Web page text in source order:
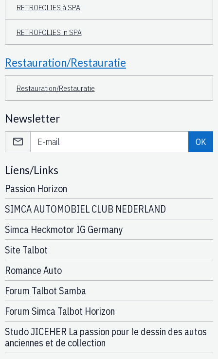
RETROFOLIES à SPA
RETROFOLIES in SPA
Restauration/Restauratie
Restauration/Restauratie
Newsletter
OK
Liens/Links
Passion Horizon
SIMCA AUTOMOBIEL CLUB NEDERLAND
Simca Heckmotor IG Germany
Site Talbot
Romance Auto
Forum Talbot Samba
Forum Simca Talbot Horizon
Studo JICEHER La passion pour le dessin des autos
anciennes et de collection